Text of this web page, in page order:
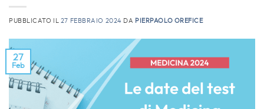
PUBBLICATO IL 27 FEBBRAIO 2024 DA PIERPAOLO OREFICE
27
Feb